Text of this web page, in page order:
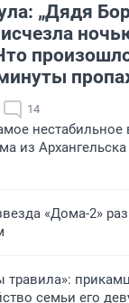
„Дядя
14
нестабильное
из
«Дома-2»
травила»:
семьи его